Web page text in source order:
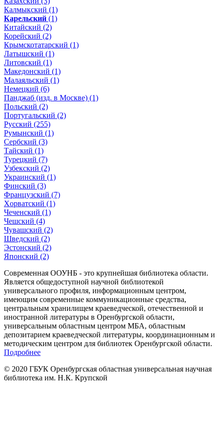
Калмыкский (1)
Карельский (1)
Китайский (2)
Корейский (2)
Крымскотатарский (1)
Латышский (1)
Литовский (1)
Македонский (1)
Малаяльский (1)
Немецкий (6)
Панджаб (изд. в Москве) (1)
Польский (2)
Португальский (2)
Русский (255)
Румынский (1)
Сербский (3)
Тайский (1)
Турецкий (7)
Узбекский (2)
Украинский (1)
Финский (3)
Французский (7)
Xорватский (1)
Чеченский (1)
Чешский (4)
Чувашский (2)
Шведский (2)
Эстонский (2)
Японский (2)
Современная ООУНБ - это крупнейшая библиотека области.
Является общедоступной научной библиотекой
универсального профиля, информационным центром,
имеющим современные коммуникационные средства,
центральным хранилищем краеведческой, отечественной и
иностранной литературы в Оренбургской области,
универсальным областным центром МБА, областным
депозитарием краеведческой литературы, координационным и
методическим центром для библиотек Оренбургской области.
Подробнее
© 2020 ГБУК Оренбургская областная универсальная научная
библиотека им. Н.К. Крупской